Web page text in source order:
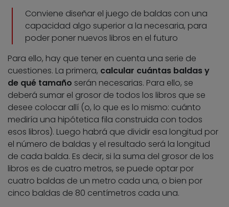
Conviene diseñar el juego de baldas con una
capacidad algo superior a la necesaria, para
poder poner nuevos libros en el futuro
Para ello, hay que tener en cuenta una serie de
cuestiones. La primera, calcular cuántas baldas y
de qué tamaño serán necesarias. Para ello, se
deberá sumar el grosor de todos los libros que se
desee colocar allí (o, lo que es lo mismo: cuánto
mediría una hipótetica fila construida con todos
esos libros). Luego habrá que dividir esa longitud por
el número de baldas y el resultado será la longitud
de cada balda. Es decir, si la suma del grosor de los
libros es de cuatro metros, se puede optar por
cuatro baldas de un metro cada una, o bien por
cinco baldas de 80 centímetros cada una.